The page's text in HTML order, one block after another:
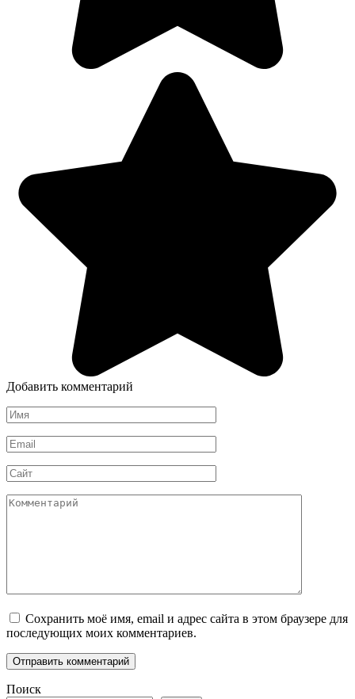
Добавить комментарий
Имя
*
Email
*
Сайт
Комментарий
Сохранить моё имя, email и адрес сайта в этом браузере для
последующих моих комментариев.
Поиск